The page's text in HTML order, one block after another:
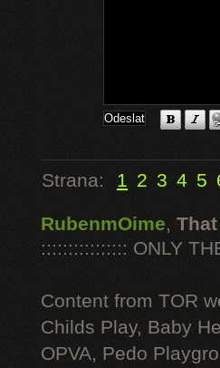
Strana: 1 2 3 4 5
RubenmOime,
:::::::::::::::: ONLY
Content from TOR
Childs Play, Baby
OPVA, Pedo